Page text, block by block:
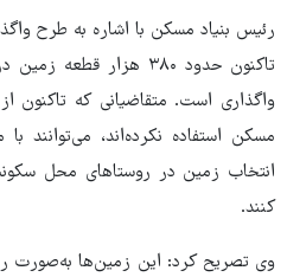
رئیس بنیاد مسکن با اشاره به طرح
تاکنون حدود ۳۸۰ هزار
واگذاری است. متقاضیانی که تاکنون
مسکن استفاده نکرده‌اند، می‌توانند
انتخاب زمین در روستاهای محل
کنند.